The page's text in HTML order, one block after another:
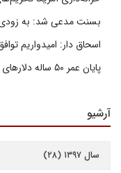
بسنت مدعی شد: به زودی
اسحاق دار: امیدواریم
پایان عمر ۵۰ ساله دلارهای نفتی به دست ایران
آرشیو
سال ۱۳۹۷ (۲۸)